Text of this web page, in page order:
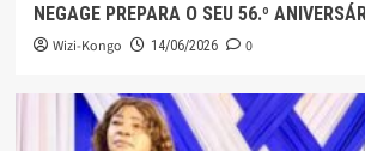
NEGAGE PREPARA O SEU 56.º
Wizi-Kongo 14/06/2026 0